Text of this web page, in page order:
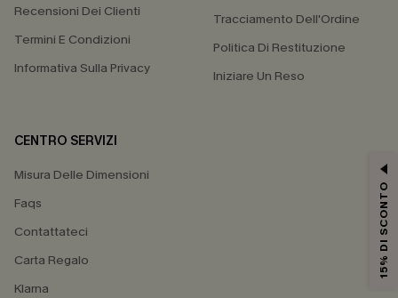
Recensioni Dei Clienti
Termini E Condizioni
Informativa Sulla Privacy
Tracciamento Dell'Ordine
Politica Di Restituzione
Iniziare Un Reso
CENTRO SERVIZI
Misura Delle Dimensioni
Faqs
Contattateci
Carta Regalo
Klarna
15% DI SCONTO